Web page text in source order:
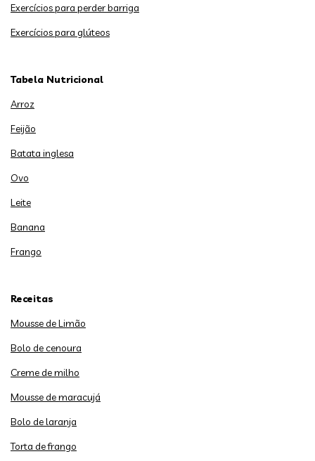
Exercícios para perder barriga
Exercícios para glúteos
Tabela Nutricional
Arroz
Feijão
Batata inglesa
Ovo
Leite
Banana
Frango
Receitas
Mousse de Limão
Bolo de cenoura
Creme de milho
Mousse de maracujá
Bolo de laranja
Torta de frango